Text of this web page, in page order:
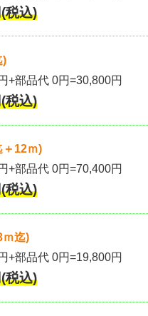
税込)
)
+部品代 0円=30,800円
税込)
＋12ｍ)
+部品代 0円=70,400円
税込)
ｍ迄)
+部品代 0円=19,800円
税込)